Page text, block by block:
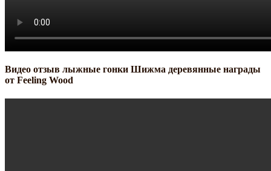
Видео отзыв лыжные гонки Шижма деревянные награды
от Feeling Wood